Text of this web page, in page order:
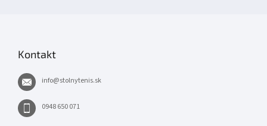
Kontakt
info@stolnytenis.sk
0948 650 071